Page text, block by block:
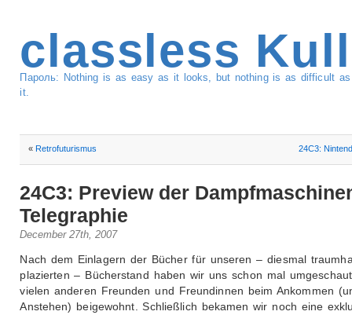
classless
Пароль: Nothing is as easy as it looks, but nothing is as difficult
it.
«Retrofuturismus 24C3:
24C3: Preview der
Telegraphie
December 27th, 2007
Nach dem Einlagern der Bücher für unseren – diesmal
plazierten – Bücherstand haben wir uns schon mal
vielen anderen Freunden und Freundinnen beim Ankommen
Anstehen) beigewohnt. Schließlich bekamen wir noch eine